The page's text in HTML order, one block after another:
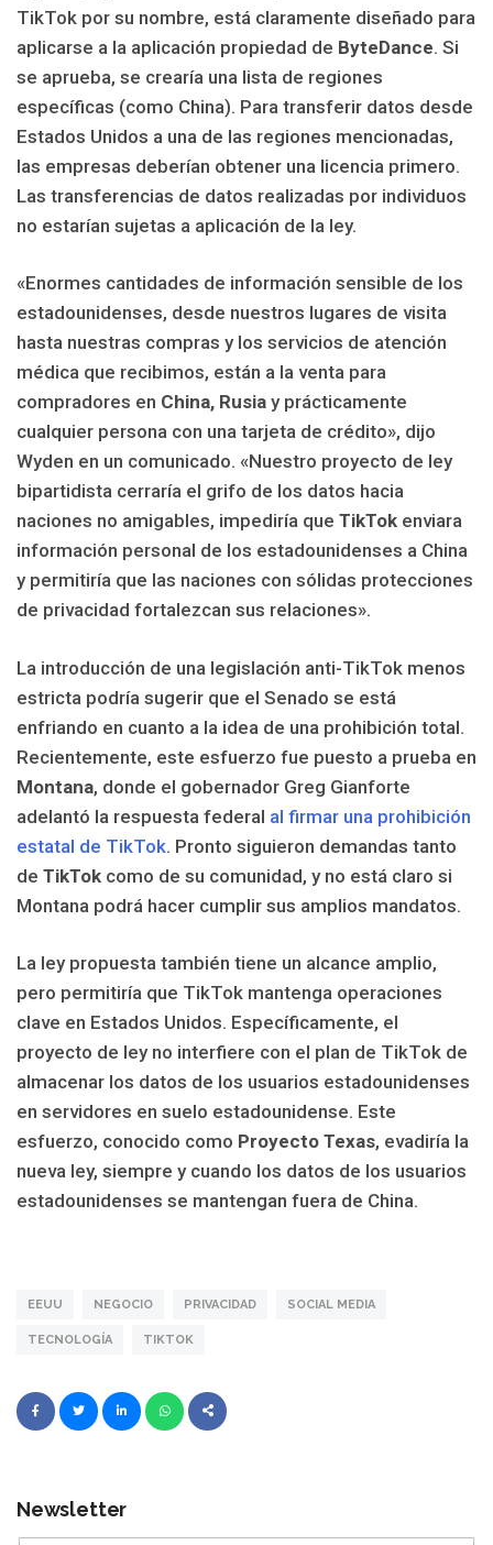
TikTok por su nombre, está claramente diseñado para
aplicarse a la aplicación propiedad de ByteDance. Si
se aprueba, se crearía una lista de regiones
específicas (como China). Para transferir datos desde
Estados Unidos a una de las regiones mencionadas,
las empresas deberían obtener una licencia primero.
Las transferencias de datos realizadas por individuos
no estarían sujetas a aplicación de la ley.
«Enormes cantidades de información sensible de los
estadounidenses, desde nuestros lugares de visita
hasta nuestras compras y los servicios de atención
médica que recibimos, están a la venta para
compradores en China, Rusia y prácticamente
cualquier persona con una tarjeta de crédito», dijo
Wyden en un comunicado. «Nuestro proyecto de ley
bipartidista cerraría el grifo de los datos hacia
naciones no amigables, impediría que TikTok enviara
información personal de los estadounidenses a China
y permitiría que las naciones con sólidas protecciones
de privacidad fortalezcan sus relaciones».
La introducción de una legislación anti-TikTok menos
estricta podría sugerir que el Senado se está
enfriando en cuanto a la idea de una prohibición total.
Recientemente, este esfuerzo fue puesto a prueba en
Montana, donde el gobernador Greg Gianforte
adelantó la respuesta federal al firmar una prohibición
estatal de TikTok. Pronto siguieron demandas tanto
de TikTok como de su comunidad, y no está claro si
Montana podrá hacer cumplir sus amplios mandatos.
La ley propuesta también tiene un alcance amplio,
pero permitiría que TikTok mantenga operaciones
clave en Estados Unidos. Específicamente, el
proyecto de ley no interfiere con el plan de TikTok de
almacenar los datos de los usuarios estadounidenses
en servidores en suelo estadounidense. Este
esfuerzo, conocido como Proyecto Texas, evadiría la
nueva ley, siempre y cuando los datos de los usuarios
estadounidenses se mantengan fuera de China.
EEUU NEGOCIO PRIVACIDAD SOCIAL MEDIA
TECNOLOGÍA TIKTOK
Newsletter